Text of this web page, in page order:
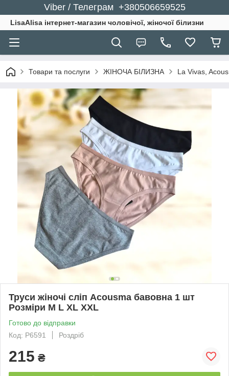
Viber / Телеграм +380506659525
LisaAlisa інтернет-магазин чоловічої, жіночої білизни
Товари та послуги ЖІНОЧА БІЛИЗНА La Vivas,
Труси жіночі сліп Acousma бавовна 1 шт
Розміри M L XL XXL
Готово до відправки
Код: P6591
Роздріб
215 ₴